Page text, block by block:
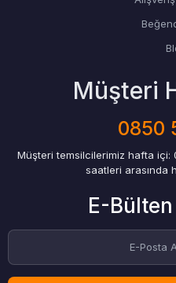
Müşteri
0850
Müşteri temsilcilerimiz hafta içi:
saatleri arasında
E-